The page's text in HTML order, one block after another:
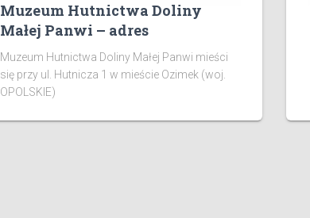
Muzeum Hutnictwa Doliny
Małej Panwi – adres
Muzeum Hutnictwa Doliny Małej Panwi mieści
się przy ul. Hutnicza 1 w mieście Ozimek (woj.
OPOLSKIE)